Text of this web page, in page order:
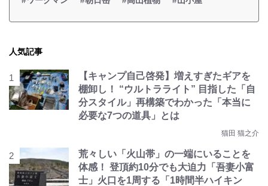
人気記事
【キャンプ自己啓発】増えすぎたギアを
棚卸し！ “ウルトラライト” 目指した「自
分スタイル」再構築でわかった「本当に
必要な7つの道具」とは
猫田 猫之介
荒々しい「火山帯」の一端にいることを
体感！ 登頂約10分でも大迫力「吾妻小富
士」火口を1周する「1時間半ハイキン